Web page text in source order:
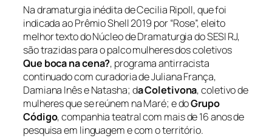
Na dramaturgia inédita de Cecilia Ripoll, que foi
indicada ao Prêmio Shell 2019 por “Rose”, eleito
melhor texto do Núcleo de Dramaturgia do SESI RJ,
são trazidas para o palco mulheres dos coletivos
Que boca na cena?, programa antirracista
continuado com curadoria de Juliana França,
Damiana Inês e Natasha; daColetivona, coletivo de
mulheres que se reúnem na Maré; e doGrupo
Código, companhia teatral com mais de 16 anos de
pesquisa em linguagem e com o território.